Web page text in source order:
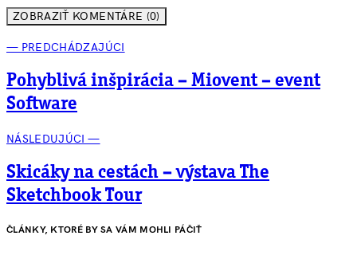
ZOBRAZIŤ KOMENTÁRE (0)
— PREDCHÁDZAJÚCI
Pohyblivá inšpirácia – Miovent – event
Software
NÁSLEDUJÚCI —
Skicáky na cestách – výstava The
Sketchbook Tour
ČLÁNKY, KTORÉ BY SA VÁM MOHLI PÁČIŤ